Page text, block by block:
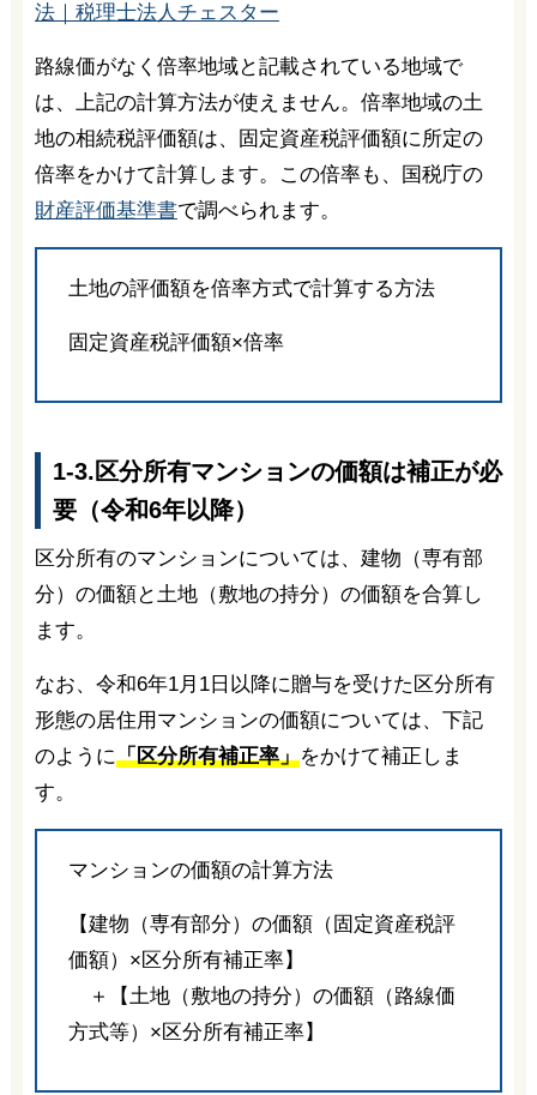
法｜税理士法人チェスター
路線価がなく倍率地域と記載されている地域で
は、上記の計算方法が使えません。倍率地域の土
地の相続税評価額は、固定資産税評価額に所定の
倍率をかけて計算します。この倍率も、国税庁の
財産評価基準書で調べられます。
土地の評価額を倍率方式で計算する方法
固定資産税評価額×倍率
1-3.区分所有マンションの価額は補正が必
要（令和6年以降）
区分所有のマンションについては、建物（専有部
分）の価額と土地（敷地の持分）の価額を合算し
ます。
なお、令和6年1月1日以降に贈与を受けた区分所有
形態の居住用マンションの価額については、下記
のように「区分所有補正率」をかけて補正しま
す。
マンションの価額の計算方法
【建物（専有部分）の価額（固定資産税評
価額）×区分所有補正率】
＋【土地（敷地の持分）の価額（路線価
方式等）×区分所有補正率】